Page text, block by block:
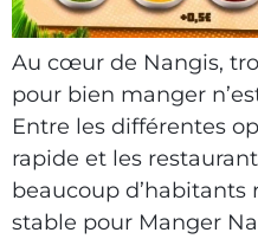
Au cœur de Nangis,
pour bien manger
Entre les différentes
rapide et les
beaucoup d’habitants
stable pour Manger